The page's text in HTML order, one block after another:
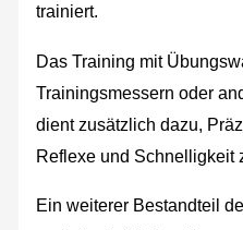
trainiert.
Das Training mit
Trainingsmessern oder
dient zusätzlich dazu,
Reflexe und Schnelligkeit
Ein weiterer Bestandteil